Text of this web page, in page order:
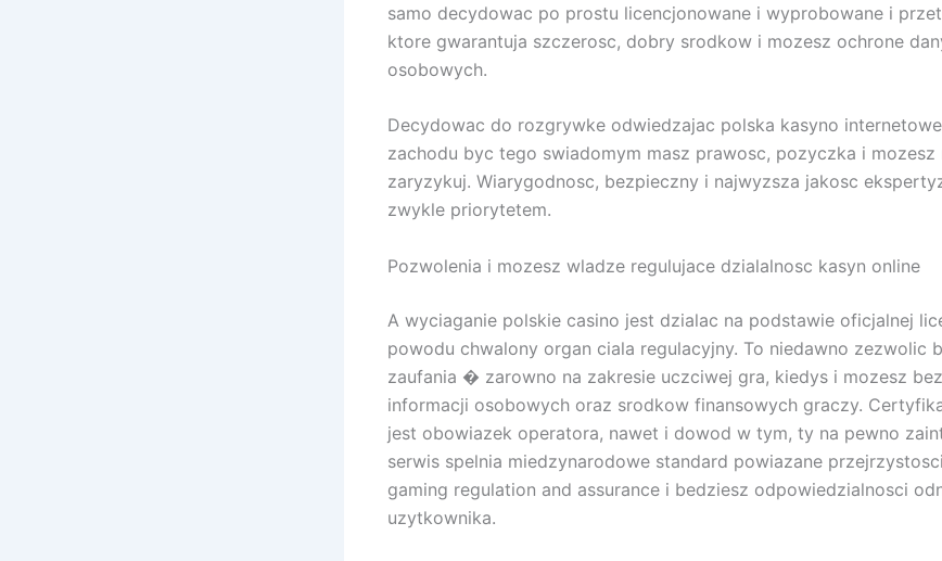
samo decydowac po prostu licencjonowane i wyprobowane i
ktore gwarantuja szczerosc, dobry srodkow i mozesz ochrone
osobowych.
Decydowac do rozgrywke odwiedzajac polska kasyno
zachodu byc tego swiadomym masz prawosc, pozyczka i mozesz
zaryzykuj. Wiarygodnosc, bezpieczny i najwyzsza jakosc
zwykle priorytetem.
Pozwolenia i mozesz wladze regulujace dzialalnosc kasyn online
A wyciaganie polskie casino jest dzialac na podstawie oficjalnej
powodu chwalony organ ciala regulacyjny. To niedawno zezwolic
zaufania � zarowno na zakresie uczciwej gra, kiedys i mozesz
informacji osobowych oraz srodkow finansowych graczy.
jest obowiazek operatora, nawet i dowod w tym, ty na pewno
serwis spelnia miedzynarodowe standard powiazane
gaming regulation and assurance i bedziesz odpowiedzialnosci
uzytkownika.